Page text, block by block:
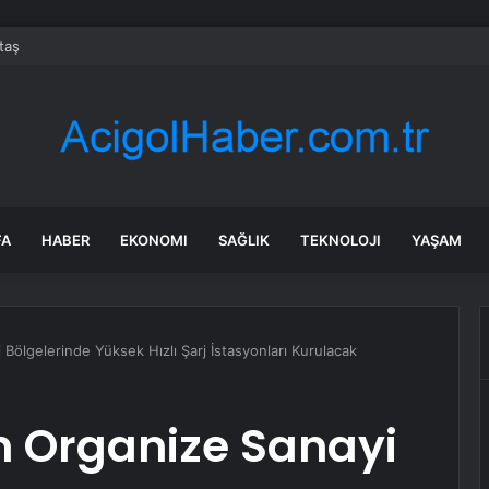
HABER EKONOMI SAĞLIK TEKNOLOJI YAŞAM
Yüksek Hızlı Şarj İstasyonları Kurulacak
Organize Sanayi